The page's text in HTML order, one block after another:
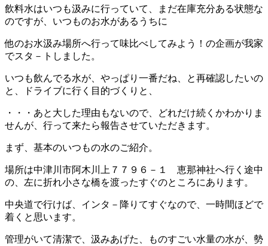
飲料水はいつも汲みに行っていて、まだ在庫充分ある状態な
のですが、いつものお水があるうちに
他のお水汲み場所へ行って味比べしてみよう！の企画が我家
でスタ－トしました。
いつも飲んでる水が、やっぱり一番だね、と再確認したいの
と、ドライブに行く目的づくりと、
・・・あと大した理由もないので、どれだけ続くかわかりま
せんが、行って来たら報告させていただきます。
まず、基本のいつもの水のご紹介。
場所は中津川市阿木川上７７９６－１ 恵那神社へ行く途中
の、左に折れ小さな橋を渡ったすぐのところにあります。
中央道で行けば、インタ－降りてすぐなので、一時間ほどで
着くと思います。
管理がいて清潔で、汲みあげた、ものすごい水量の水が、勢